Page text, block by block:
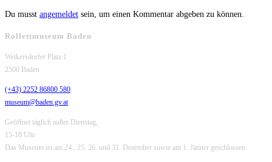
Du musst angemeldet sein, um einen Kommentar abgeben zu können.
Rollettmuseum Baden
Weikersdorfer Platz 1
2500 Baden
(+43) 2252 86800 580
museum@baden.gv.at
Geöffnet täglich außer Dienstag,
15-18 Uhr
Das Museum ist am 24., 25. 26. und 31. Dezember sowie am 1. Jänner geschlossen.